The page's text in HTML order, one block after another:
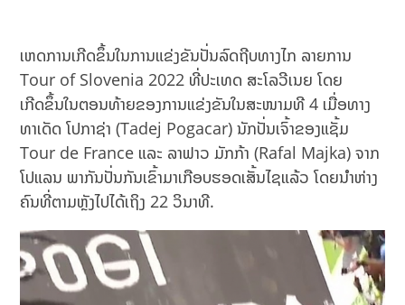
ເຫດການເກີດຂຶ້ນໃນການແຂ່ງຂັນປັ່ນລົດຖີບທາງໄກ ລາຍການ
Tour of Slovenia 2022 ທີ່ປະເທດ ສະໂລວີເນຍ ໂດຍ
ເກີດຂຶ້ນໃນຕອນທ້າຍຂອງການແຂ່ງຂັນໃນສະໜາມທີ 4 ເມື່ອທາງ
ທາເດັດ ໂປກາຊ່າ (Tadej Pogacar) ນັກປັ່ນເຈົ້າຂອງແຊັ້ມ
Tour de France ແລະ ລາຟາວ ມັກກ້າ (Rafal Majka) ຈາກ
ໂປແລນ ພາກັນປັ່ນກັນເຂົ້າມາເກືອບຮອດເສັ້ນໄຊແລ້ວ ໂດຍນຳຫ່າງ
ຄົນທີ່ຕາມຫຼັງໄປໄດ້ເຖິງ 22 ວິນາທີ.